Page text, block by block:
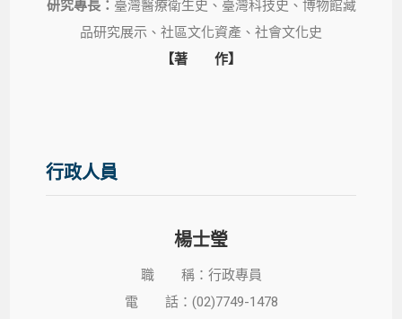
研究專長： 臺灣醫療衛生史、臺灣科技史、博物館藏
品研究展示、社區文化資產、社會文化史
【著 作】
行政人員
楊士瑩
職 稱：行政專員
電 話：(02)7749-1478